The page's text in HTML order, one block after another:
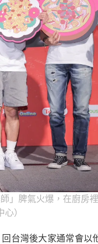
」脾氣火爆，在廚房
）
台灣後大家通常會以